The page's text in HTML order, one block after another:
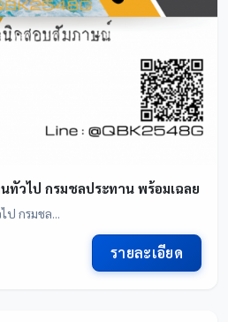
ทั่วไป กรมชลประทาน พร้อมเฉลย
ป กรมชล...
รายละเอียด